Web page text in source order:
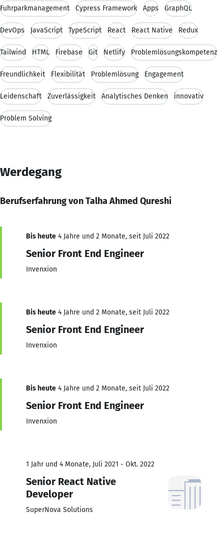
Fuhrparkmanagement Cypress Framework Apps GraphQL
DevOps JavaScript TypeScript React React Native Redux
Tailwind HTML Firebase Git Netlify Problemlösungskompetenz
Freundlichkeit Flexibilität Problemlösung Engagement
Leidenschaft Zuverlässigkeit Analytisches Denken innovativ
Problem Solving
Werdegang
Berufserfahrung von Talha Ahmed Qureshi
Bis heute 4 Jahre und 2 Monate, seit Juli 2022
Senior Front End Engineer
Invenxion
Bis heute 4 Jahre und 2 Monate, seit Juli 2022
Senior Front End Engineer
Invenxion
Bis heute 4 Jahre und 2 Monate, seit Juli 2022
Senior Front End Engineer
Invenxion
1 Jahr und 4 Monate, Juli 2021 - Okt. 2022
Senior React Native
Developer
SuperNova Solutions